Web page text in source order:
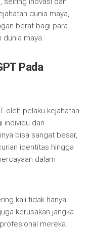
dunia maya,
berat bagi para
maya.
Pada
oleh pelaku kejahatan
individu dan
bisa sangat besar,
identitas hingga
dalam
kali tidak hanya
kerusakan jangka
mereka.